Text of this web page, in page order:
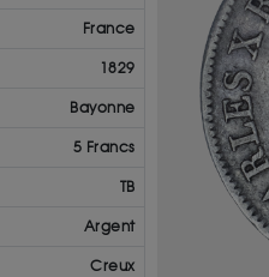
France
1829
Bayonne
5 Francs
TB
Argent
Creux